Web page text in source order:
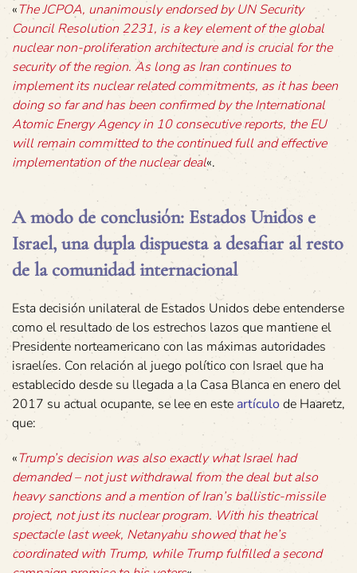
«The JCPOA, unanimously endorsed by UN Security
Council Resolution 2231, is a key element of the global
nuclear non-proliferation architecture and is crucial for the
security of the region. As long as Iran continues to
implement its nuclear related commitments, as it has been
doing so far and has been confirmed by the International
Atomic Energy Agency in 10 consecutive reports, the EU
will remain committed to the continued full and effective
implementation of the nuclear deal«.
A modo de conclusión: Estados Unidos e
Israel, una dupla dispuesta a desafiar al resto
de la comunidad internacional
Esta decisión unilateral de Estados Unidos debe entenderse
como el resultado de los estrechos lazos que mantiene el
Presidente norteamericano con las máximas autoridades
israelíes. Con relación al juego político con Israel que ha
establecido desde su llegada a la Casa Blanca en enero del
2017 su actual ocupante, se lee en este artículo de Haaretz,
que:
«Trump’s decision was also exactly what Israel had
demanded – not just withdrawal from the deal but also
heavy sanctions and a mention of Iran’s ballistic-missile
project, not just its nuclear program. With his theatrical
spectacle last week, Netanyahu showed that he’s
coordinated with Trump, while Trump fulfilled a second